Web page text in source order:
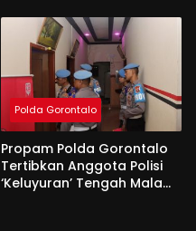
Polda Gorontalo
Propam Polda Gorontalo
Tertibkan Anggota Polisi
‘Keluyuran’ Tengah Malam